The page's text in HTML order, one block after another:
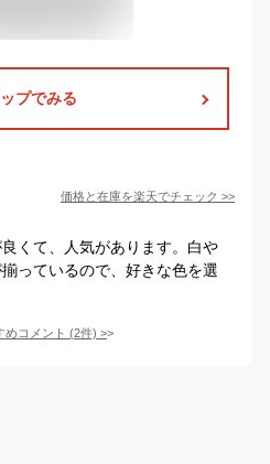
プでみる
価格と在庫を楽天でチェック >>
くて、人気があります。白や
っているので、好きな色を選
めコメント (2件) >